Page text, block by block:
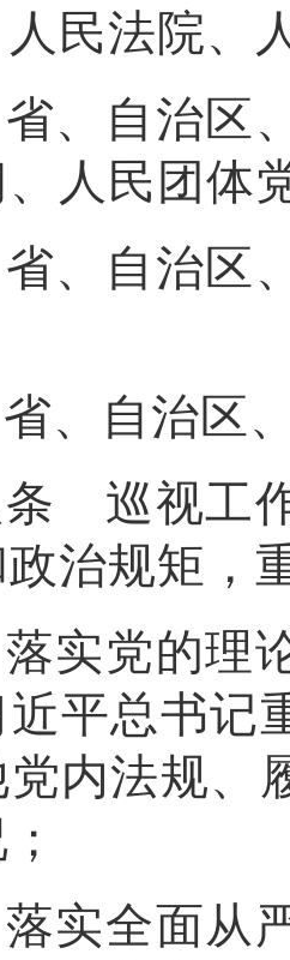
人民法院、
省、自治
人民团体
省、自治
省、自治区
巡视工
治规矩，
落实党的
平总书记
内法规、
落实全面